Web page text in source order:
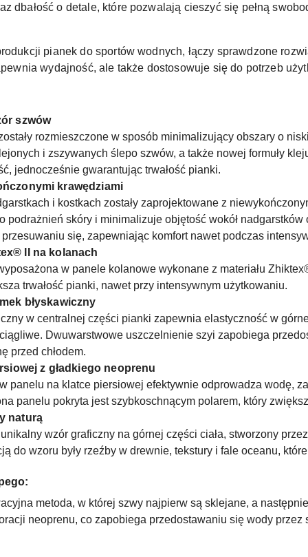
dbałość o detale, które pozwalają cieszyć się pełną
pianek do sportów wodnych, łączy sprawdzone
wydajność, ale także dostosowuje się do potrzeb
szwów
rozmieszczone w sposób minimalizujący obszary o
i zszywanych ślepo szwów, a także nowej formuły
jednocześnie gwarantując trwałość pianki.
krawędziami
i kostkach zostały zaprojektowane z
podrażnień skóry i minimalizuje objętość wokół
się, zapewniając komfort nawet podczas
II na kolanach
w panele kolanowe wykonane z materiału
trwałość pianki, nawet przy intensywnym użytkowaniu.
błyskawiczny
w centralnej części pianki zapewnia elastyczność w
Dwuwarstwowe uszczelnienie szyi zapobiega
przed chłodem.
z gładkiego neoprenu
panelu na klatce piersiowej efektywnie odprowadza wodę,
panelu pokryta jest szybkoschnącym polarem, który
naturą
wzór graficzny na górnej części ciała, stworzony
do wzoru były rzeźby w drewnie, tekstury i fale oceanu,
metoda, w której szwy najpierw są sklejane, a
neoprenu, co zapobiega przedostawaniu się wody